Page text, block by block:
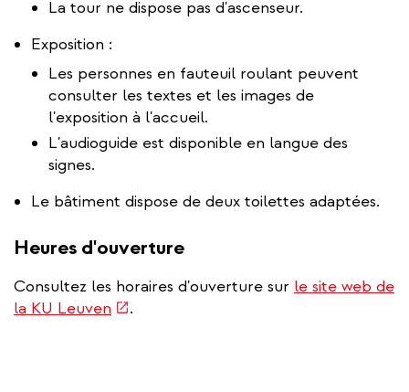
La tour ne dispose pas d'ascenseur.
Exposition :
Les personnes en fauteuil roulant peuvent
consulter les textes et les images de
l'exposition à l'accueil.
L'audioguide est disponible en langue des
signes.
Le bâtiment dispose de deux toilettes adaptées.
Heures d'ouverture
Consultez les horaires d'ouverture sur le site web de
la KU Leuven (link.